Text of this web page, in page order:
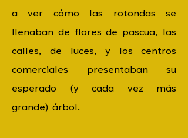
a ver cómo las rotondas se
llenaban de flores de pascua, las
calles, de luces, y los centros
comerciales presentaban su
esperado (y cada vez más
grande) árbol.